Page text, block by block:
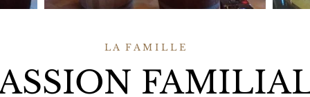
L A F A M I L L E